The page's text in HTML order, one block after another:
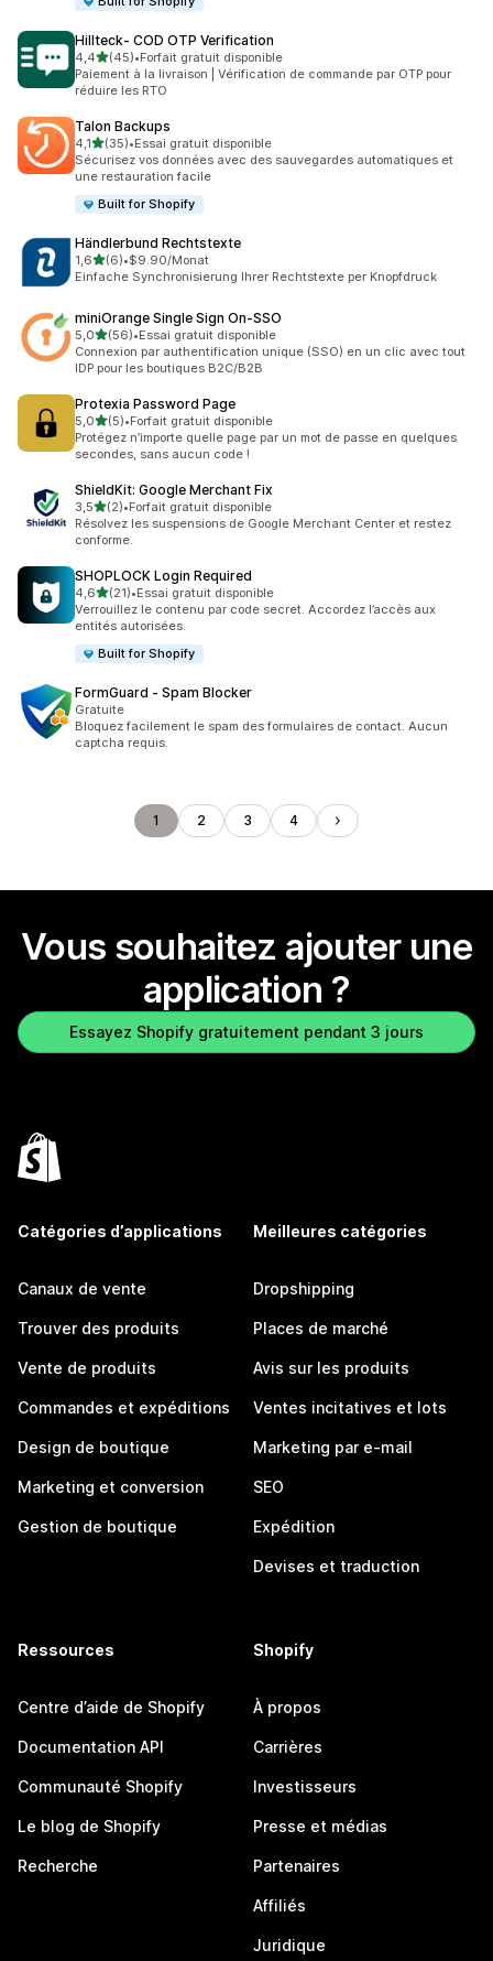
Hillteck‑ COD OTP Verification
4,4étoile(s) sur 5
(45)
45 avis au total
•Forfait gratuit disponible
Paiement à la livraison | Vérification de commande par OTP pour
réduire les RTO
Talon Backups
4,1étoile(s) sur 5
(35)
35 avis au total
•Essai gratuit disponible
Sécurisez vos données avec des sauvegardes automatiques et
une restauration facile
Built for Shopify
Händlerbund Rechtstexte
1,6étoile(s) sur 5
(6)
6 avis au total
•$9.90/Monat
Einfache Synchronisierung Ihrer Rechtstexte per Knopfdruck
miniOrange Single Sign On‑SSO
5,0étoile(s) sur 5
(56)
56 avis au total
•Essai gratuit disponible
Connexion par authentification unique (SSO) en un clic avec tout
IDP pour les boutiques B2C/B2B
Protexia Password Page
5,0étoile(s) sur 5
(5)
5 avis au total
•Forfait gratuit disponible
Protégez n’importe quelle page par un mot de passe en quelques
secondes, sans aucun code !
ShieldKit: Google Merchant Fix
3,5étoile(s) sur 5
(2)
2 avis au total
•Forfait gratuit disponible
Résolvez les suspensions de Google Merchant Center et restez
conforme.
SHOPLOCK Login Required
4,6étoile(s) sur 5
(21)
21 avis au total
•Essai gratuit disponible
Verrouillez le contenu par code secret. Accordez l’accès aux
entités autorisées.
Built for Shopify
FormGuard ‑ Spam Blocker
Gratuite
Bloquez facilement le spam des formulaires de contact. Aucun
captcha requis.
1 2 3 4
Vous souhaitez ajouter une
application ?
Essayez Shopify gratuitement pendant 3 jours
Catégories d’applications
Canaux de vente
Trouver des produits
Vente de produits
Commandes et expéditions
Design de boutique
Marketing et conversion
Gestion de boutique
Meilleures catégories
Dropshipping
Places de marché
Avis sur les produits
Ventes incitatives et lots
Marketing par e-mail
SEO
Expédition
Devises et traduction
Ressources
Centre d’aide de Shopify
Documentation API
Communauté Shopify
Le blog de Shopify
Recherche
Shopify
À propos
Carrières
Investisseurs
Presse et médias
Partenaires
Affiliés
Juridique